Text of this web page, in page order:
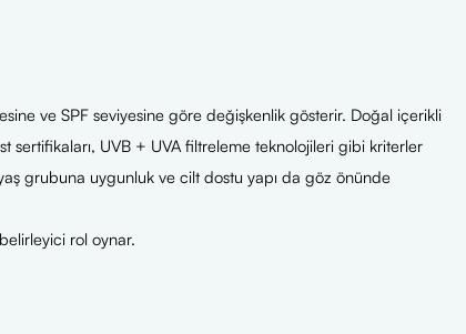
ve SPF seviyesine göre değişkenlik gösterir. Doğal içerikli
sertifikaları, UVB + UVA filtreleme teknolojileri gibi kriterler
grubuna uygunluk ve cilt dostu yapı da göz önünde
rol oynar.